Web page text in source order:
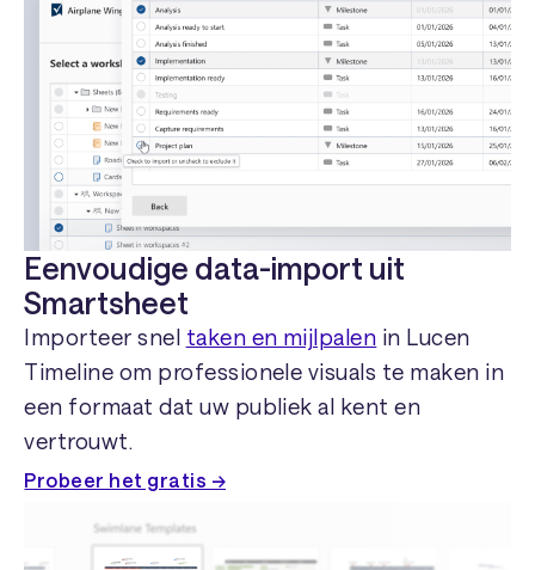
Eenvoudige data-import uit
Smartsheet
Importeer snel taken en mijlpalen in Lucen
Timeline om professionele visuals te maken in
een formaat dat uw publiek al kent en
vertrouwt.
Probeer het gratis →